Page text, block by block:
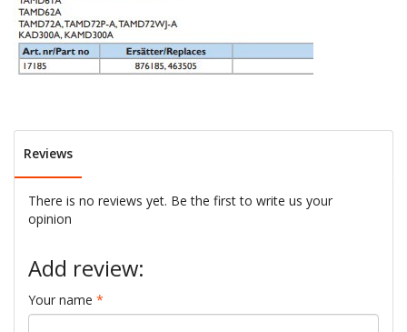
Reviews
There is no reviews yet. Be the first to write us your
opinion
Add review:
Your name